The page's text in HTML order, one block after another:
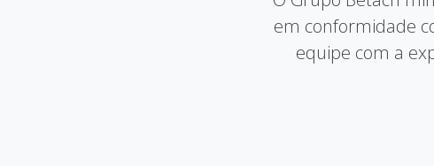
em conformidade
equipe com a